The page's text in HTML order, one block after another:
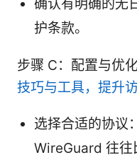
确认有明确的无
护条款。
步骤 C：配置与优
技巧与工具，提升
选择合适的协议
WireGuard 往往